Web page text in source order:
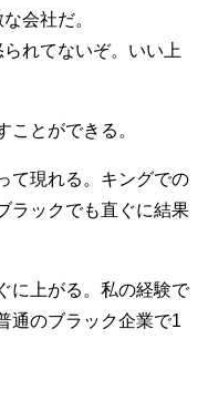
会社だ。
れてないぞ。いい上
ことができる。
て現れる。キングでの
ラックでも直ぐに結果
に上がる。私の経験で
通のブラック企業で1